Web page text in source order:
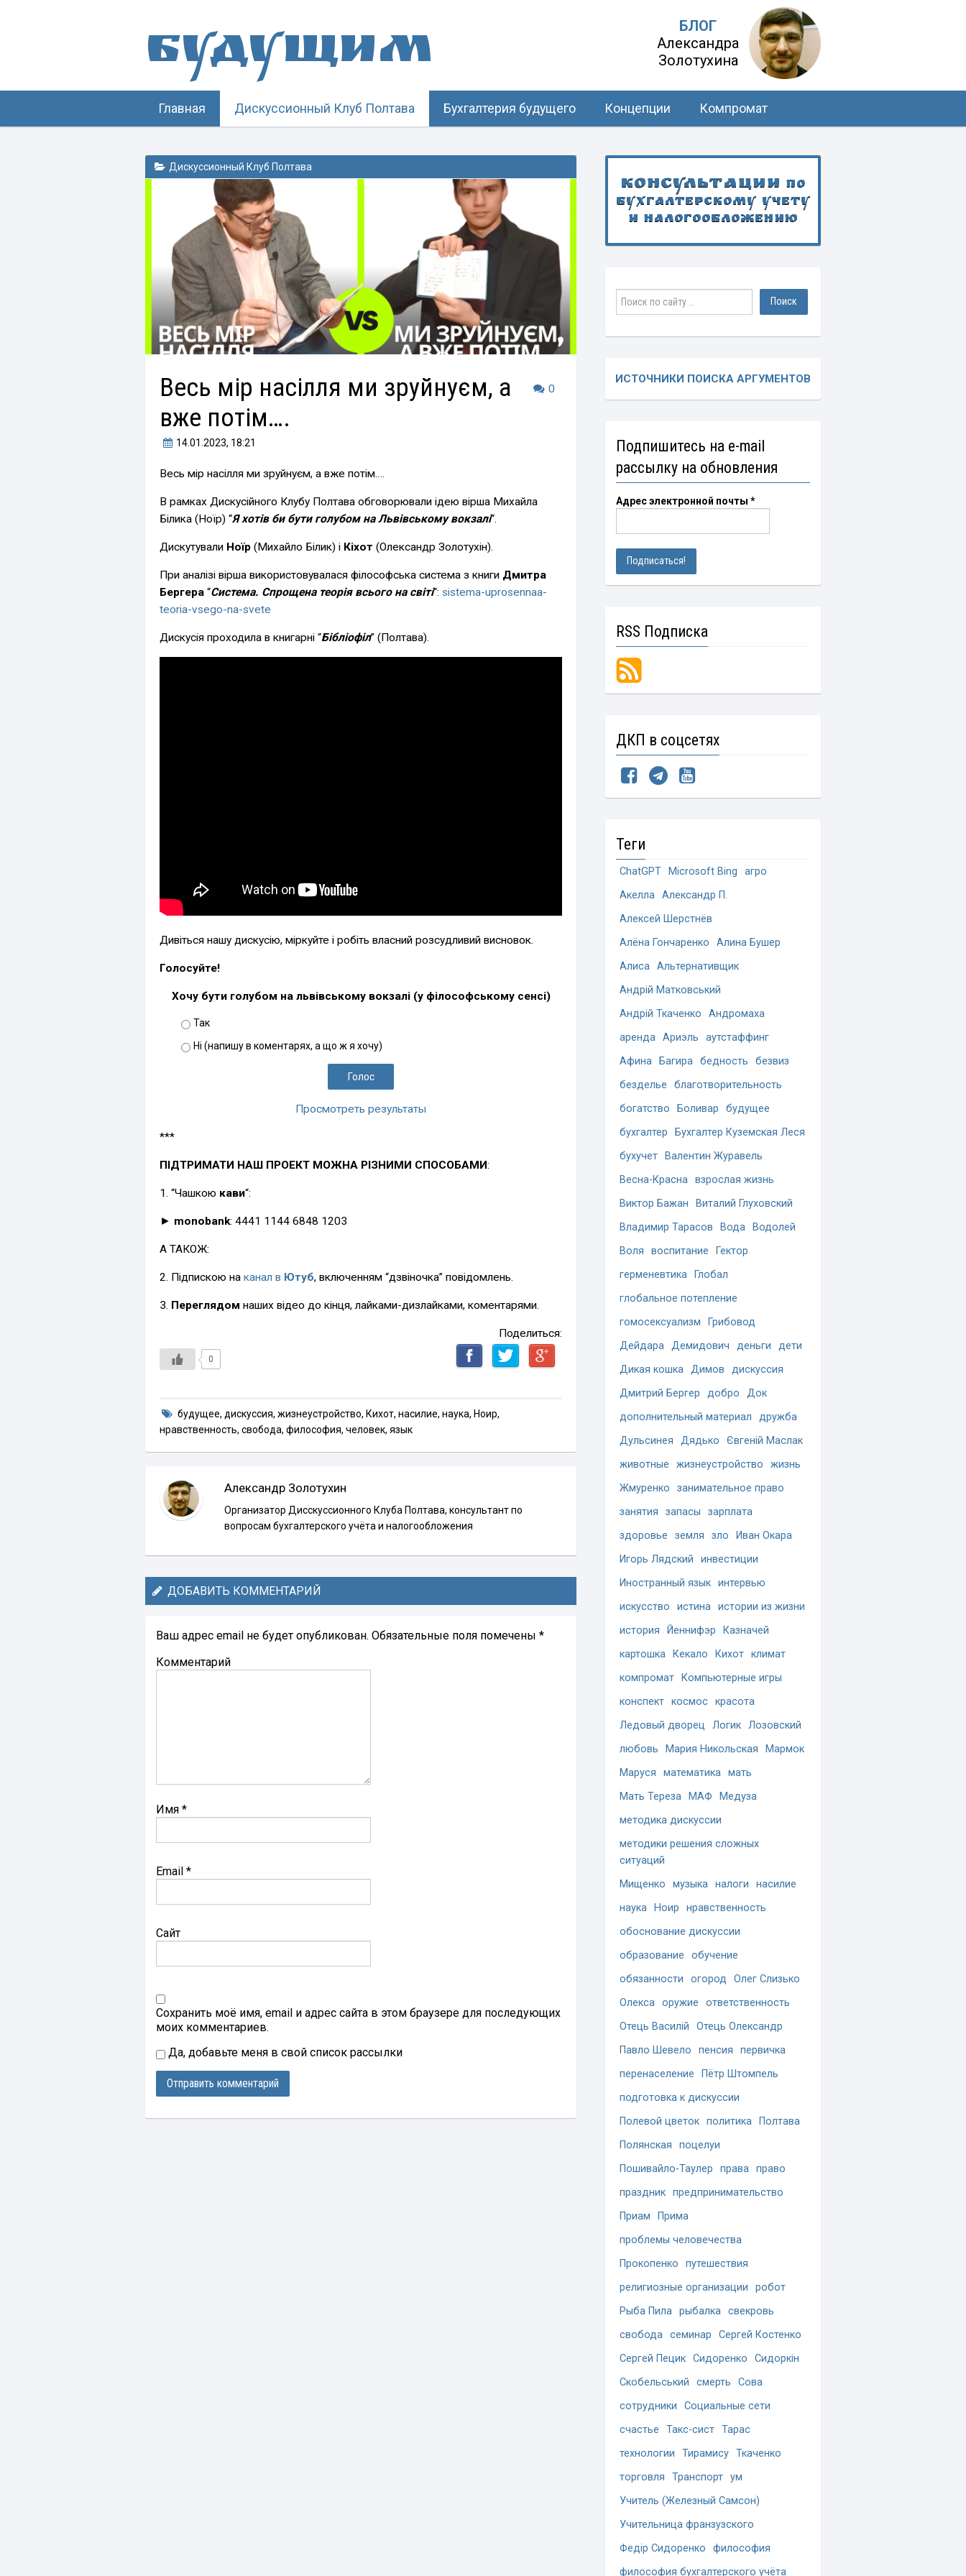
Будущим
БЛОГ
Александра
Золотухина
Главная Дискуссионный Клуб Полтава Бухгалтерия будущего Концепции Компромат
Дискуссионный Клуб Полтава
0
Весь мір насілля ми зруйнуєм, а
вже потім….
14.01.2023, 18:21
Весь мір насілля ми зруйнуєм, а вже потім….
В рамках Дискусійного Клубу Полтава обговорювали ідею вірша Михайла
Білика (Ноїр) “Я хотів би бути голубом на Львівському вокзалі“.
Дискутували Ноїр (Михайло Білик) і Кіхот (Олександр Золотухін).
При аналізі вірша використовувалася філософська система з книги Дмитра
Бергера “Система. Спрощена теорія всього на світі“: sistema-uprosennaa-
teoria-vsego-na-svete
Дискусія проходила в книгарні “Бібліофіл” (Полтава).
Дивіться нашу дискусію, міркуйте і робіть власний розсудливий висновок.
Голосуйте!
Хочу бути голубом на львівському вокзалі (у філософському сенсі)
Так
Ні (напишу в коментарях, а що ж я хочу)
Просмотреть результаты
***
ПІДТРИМАТИ НАШ ПРОЕКТ МОЖНА РІЗНИМИ СПОСОБАМИ:
1. “Чашкою кави“:
► monobank: 4441 1144 6848 1203
А ТАКОЖ:
2. Підпискою на канал в Ютуб, включенням “дзвіночка” повідомлень.
3. Переглядом наших відео до кінця, лайками-дизлайками, коментарями.
Поделиться:
0
будущее, дискуссия, жизнеустройство, Кихот, насилие, наука, Ноир,
нравственность, свобода, философия, человек, язык
Александр Золотухин
Организатор Дисскуссионного Клуба Полтава, консультант по
вопросам бухгалтерского учёта и налогообложения
ДОБАВИТЬ КОММЕНТАРИЙ
Ваш адрес email не будет опубликован. Обязательные поля помечены *
Комментарий
Имя *
Email *
Сайт
Сохранить моё имя, email и адрес сайта в этом браузере для последующих
моих комментариев.
Да, добавьте меня в свой список рассылки
Консультации по
бухгалтерскому учету
и налогообложению
ИСТОЧНИКИ ПОИСКА АРГУМЕНТОВ
Подпишитесь на e-mail
рассылку на обновления
Адрес электронной почты *
RSS Подписка
ДКП в соцсетях
Теги
ChatGPT Microsoft Bing
агро
Акелла Александр П.
Алексей Шерстнёв
Алёна Гончаренко
Алина Бушер
Алиса Альтернативщик
Андрій Матковський
Андрій Ткаченко
Андромаха
аренда Ариэль
аутстаффинг
Афина
Багира бедность
безвиз
безделье
благотворительность
богатство
Боливар
будущее
бухгалтер
Бухгалтер Куземская Леся
бухучет
Валентин Журавель
Весна-Красна взрослая жизнь
Виктор Бажан
Виталий Глуховский
Владимир Тарасов
Вода
Водолей
Воля
воспитание
Гектор
герменевтика
Глобал
глобальное потепление
гомосексуализм
Грибовод
Дейдара Демидович деньги
дети
Дикая кошка Димов
дискуссия
Дмитрий Бергер
добро
Док
дополнительный материал
дружба
Дульсинея
Дядько
Євгеній Маслак
животные
жизнеустройство
жизнь
Жмуренко
занимательное право
занятия
запасы
зарплата
здоровье
земля зло
Иван Окара
Игорь Лядский
инвестиции
Иностранный язык интервью
искусство
истина истории из жизни
история
Йеннифэр
Казначей
картошка
Кекало Кихот климат
компромат
Компьютерные игры
конспект космос красота
Ледовый дворец
Логик Лозовский
любовь
Мария Никольская
Мармок
Маруся
математика мать
Мать Тереза
МАФ
Медуза
методика дискуссии
методики решения сложных
ситуаций
Мищенко
музыка налоги
насилие
наука
Ноир
нравственность
обоснование дискуссии
образование
обучение
обязанности
огород
Олег Слизько
Олекса оружие
ответственность
Отець Василій
Отець Олександр
Павло Шевело
пенсия
первичка
перенаселение
Пётр Штомпель
подготовка к дискуссии
Полевой цветок политика
Полтава
Полянская
поцелуи
Пошивайло-Таулер
права право
праздник предпринимательство
Приам
Прима
проблемы человечества
Прокопенко
путешествия
религиозные организации
робот
Рыба Пила рыбалка свекровь
свобода семинар
Сергей Костенко
Сергей Пецик Сидоренко
Сидоркін
Скобельський
смерть
Сова
сотрудники
Социальные сети
счастье
Такс-сист Тарас
технологии
Тирамису Ткаченко
торговля
Транспорт ум
Учитель (Железный Самсон)
Учительница франзузского
Федір Сидоренко
философия
философия бухгалтерского учёта